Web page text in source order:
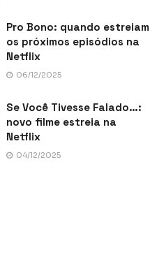
Pro Bono: quando estreiam
os próximos episódios na
Netflix
06/12/2025
Se Você Tivesse Falado…:
novo filme estreia na
Netflix
04/12/2025